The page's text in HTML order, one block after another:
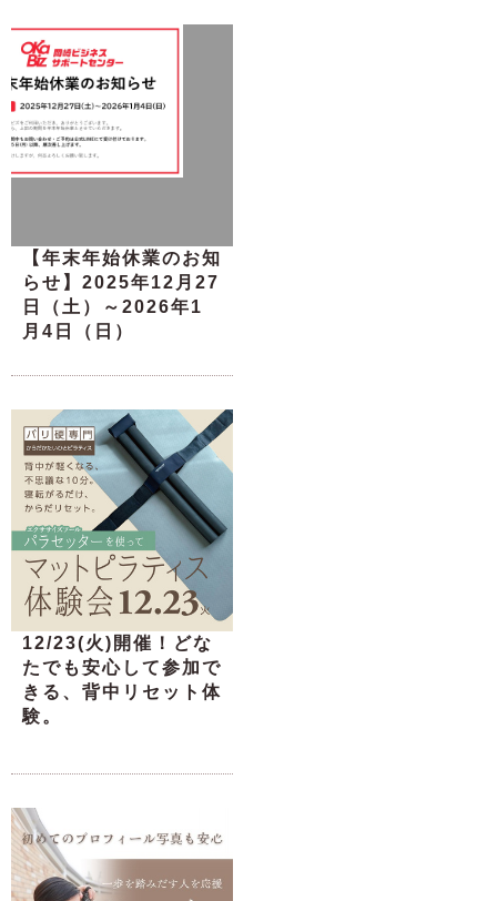
【年末年始休業のお知
らせ】2025年12月27
日（土）～2026年1
月4日（日）
12/23(火)開催！どな
たでも安心して参加で
きる、背中リセット体
験。